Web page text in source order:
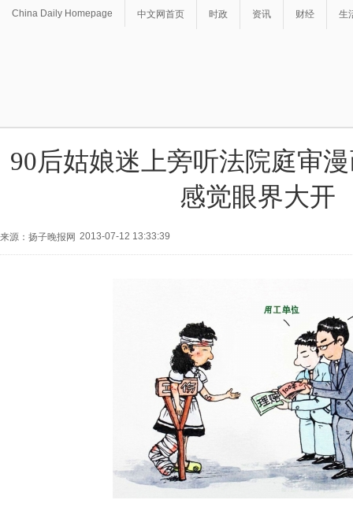
China Daily Homepage 中文网首页 时政 资讯 财经 生
90后姑娘迷上旁听法院庭审
感觉眼界大开
来源：扬子晚报网 2013-07-12 13:33:39